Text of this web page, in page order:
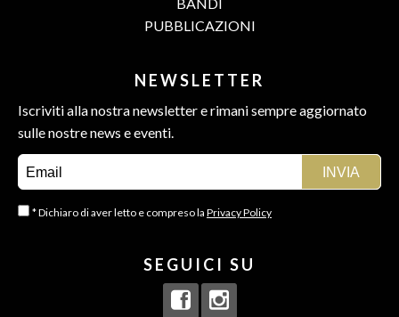
PUBBLICAZIONI
NEWSLETTER
Iscriviti alla nostra newsletter e rimani sempre aggiornato
sulle nostre news e eventi.
* Dichiaro di aver letto e compreso la Privacy Policy
SEGUICI SU